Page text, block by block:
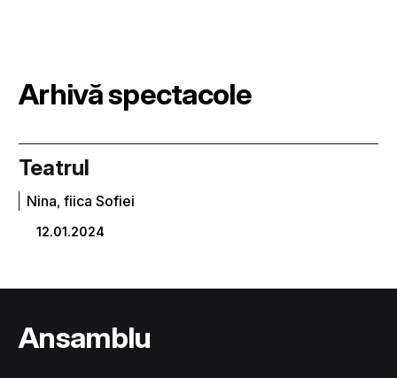
Arhivă spectacole
Teatrul
Nina, fiica Sofiei
12.01.2024
Ansamblu